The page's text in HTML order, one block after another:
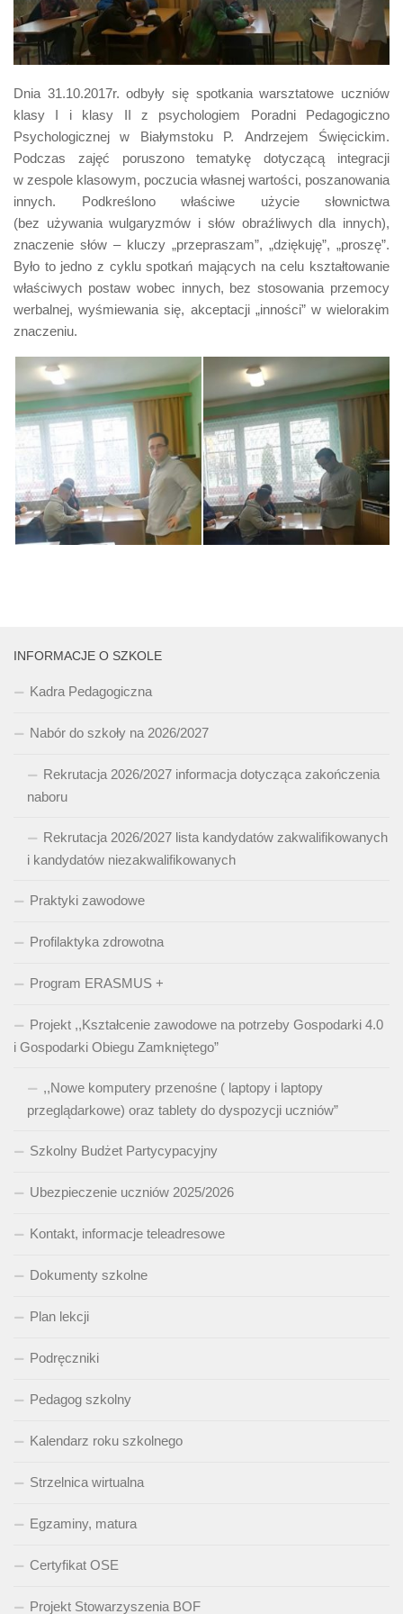
Dnia 31.10.2017r. odbyły się spotkania warsztatowe uczniów
klasy I i klasy II z psychologiem Poradni Pedagogiczno
Psychologicznej w Białymstoku P. Andrzejem Święcickim.
Podczas zajęć poruszono tematykę dotyczącą integracji
w zespole klasowym, poczucia własnej wartości, poszanowania
innych. Podkreślono właściwe użycie słownictwa
(bez używania wulgaryzmów i słów obraźliwych dla innych),
znaczenie słów – kluczy „przepraszam”, „dziękuję”, „proszę”.
Było to jedno z cyklu spotkań mających na celu kształtowanie
właściwych postaw wobec innych, bez stosowania przemocy
werbalnej, wyśmiewania się, akceptacji „inności” w wielorakim
znaczeniu.
INFORMACJE O SZKOLE
Kadra Pedagogiczna
Nabór do szkoły na 2026/2027
Rekrutacja 2026/2027 informacja dotycząca zakończenia
naboru
Rekrutacja 2026/2027 lista kandydatów zakwalifikowanych
i kandydatów niezakwalifikowanych
Praktyki zawodowe
Profilaktyka zdrowotna
Program ERASMUS +
Projekt ,,Kształcenie zawodowe na potrzeby Gospodarki 4.0
i Gospodarki Obiegu Zamkniętego”
,,Nowe komputery przenośne ( laptopy i laptopy
przeglądarkowe) oraz tablety do dyspozycji uczniów”
Szkolny Budżet Partycypacyjny
Ubezpieczenie uczniów 2025/2026
Kontakt, informacje teleadresowe
Dokumenty szkolne
Plan lekcji
Podręczniki
Pedagog szkolny
Kalendarz roku szkolnego
Strzelnica wirtualna
Egzaminy, matura
Certyfikat OSE
Projekt Stowarzyszenia BOF